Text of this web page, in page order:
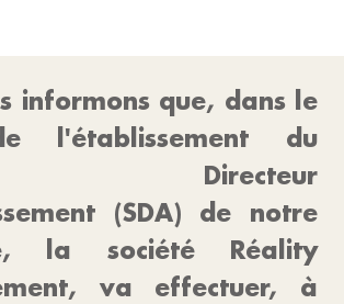
informons que, dans le
l'établissement du
Directeur
(SDA) de notre
la société Réality
va effectuer, à